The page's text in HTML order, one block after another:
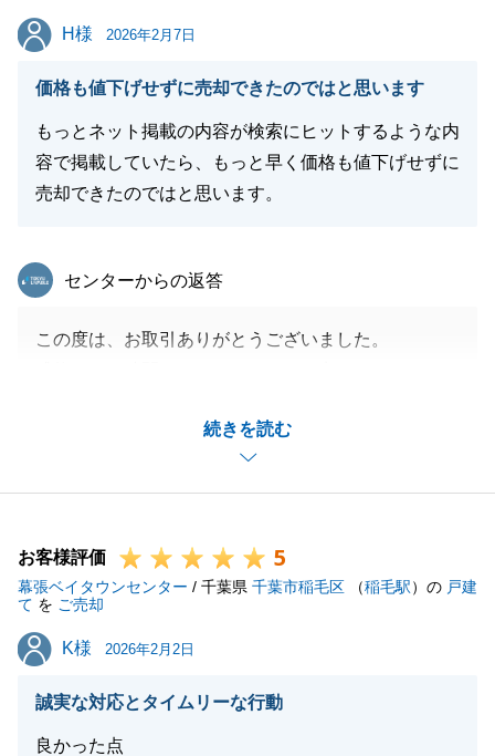
H様
H様 2026年2月7日
価格も値下げせずに売却できたのではと思います
もっとネット掲載の内容が検索にヒットするような内
容で掲載していたら、もっと早く価格も値下げせずに
売却できたのではと思います。
続きを読む
東急リバブル
センターからの返答
この度は、お取引ありがとうございました。
ございませんでした。
お客様評価
5
幕張ベイタウンセンター / 千葉県 千葉市稲毛区 （稲毛駅）の 戸建
て を ご売却
K様
K様 2026年2月2日
誠実な対応とタイムリーな行動
良かった点